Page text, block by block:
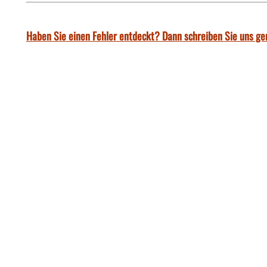
Haben Sie einen Fehler entdeckt? Dann schreiben Sie uns